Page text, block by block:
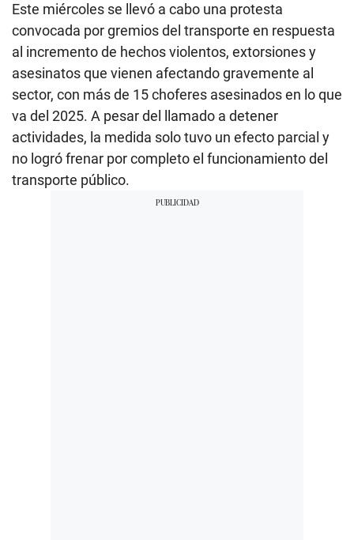
Este miércoles se llevó a cabo una protesta
convocada por gremios del transporte en respuesta
al incremento de hechos violentos, extorsiones y
asesinatos que vienen afectando gravemente al
sector, con más de 15 choferes asesinados en lo que
va del 2025. A pesar del llamado a detener
actividades, la medida solo tuvo un efecto parcial y
no logró frenar por completo el funcionamiento del
transporte público.